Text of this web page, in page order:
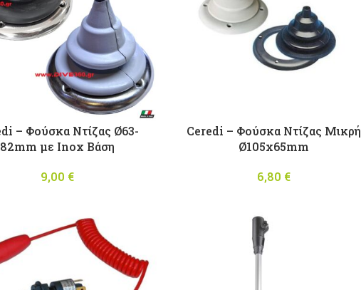
– Φούσκα Ντίζας Ø63-
82mm με Inox Βάση
9,00 €
Ceredi – Φούσκα Ντίζας Μικρή
Ø105x65mm
6,80 €